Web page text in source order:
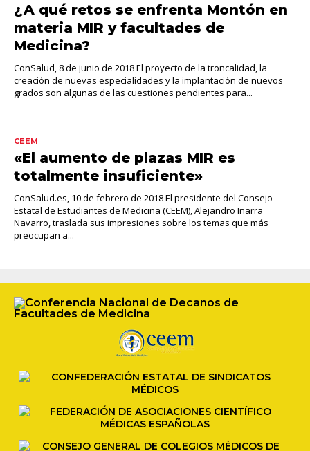
¿A qué retos se enfrenta Montón en
materia MIR y facultades de
Medicina?
ConSalud, 8 de junio de 2018 El proyecto de la troncalidad, la
creación de nuevas especialidades y la implantación de nuevos
grados son algunas de las cuestiones pendientes para...
CEEM
«El aumento de plazas MIR es
totalmente insuficiente»
ConSalud.es, 10 de febrero de 2018 El presidente del Consejo
Estatal de Estudiantes de Medicina (CEEM), Alejandro Iñarra
Navarro, traslada sus impresiones sobre los temas que más
preocupan a...